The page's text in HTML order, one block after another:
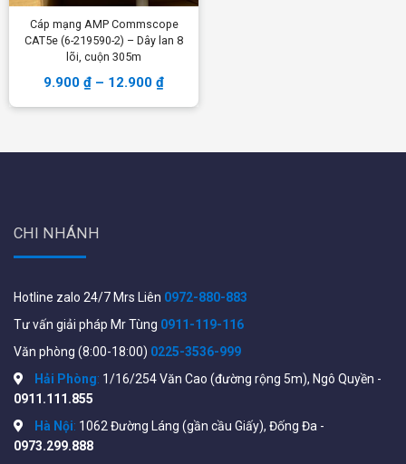
Cáp mạng AMP Commscope
CAT5e (6-219590-2) – Dây lan 8
lõi, cuộn 305m
9.900 ₫ – 12.900 ₫
CHI NHÁNH
Hotline zalo 24/7 Mrs Liên 0972-880-883
Tư vấn giải pháp Mr Tùng 0911-119-116
Văn phòng (8:00-18:00) 0225-3536-999
Hải Phòng: 1/16/254 Văn Cao (đường rộng 5m), Ngô Quyền -
0911.111.855
Hà Nội: 1062 Đường Láng (gần cầu Giấy), Đống Đa -
0973.299.888